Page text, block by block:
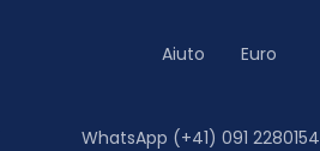
Aiuto Euro
WhatsApp (+41) 091 2280154